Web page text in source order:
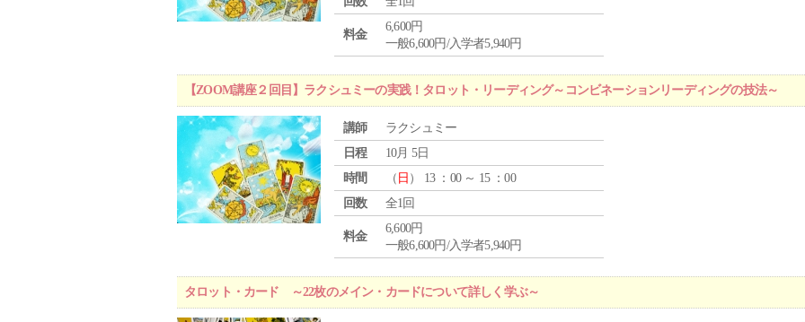
料金
6,600円
一般6,600円/入学者5,940円
【ZOOM講座２回目】ラクシュミーの実践！タロット・リーディング～コンビネーションリーディングの技法～
講師
ラクシュミー
日程
10月 5日
時間
（ 日 ） 13 ：00 ～ 15 ：00
回数
全1回
料金
6,600円
一般6,600円/入学者5,940円
タロット・カード ～22枚のメイン・カードについて詳しく学ぶ～